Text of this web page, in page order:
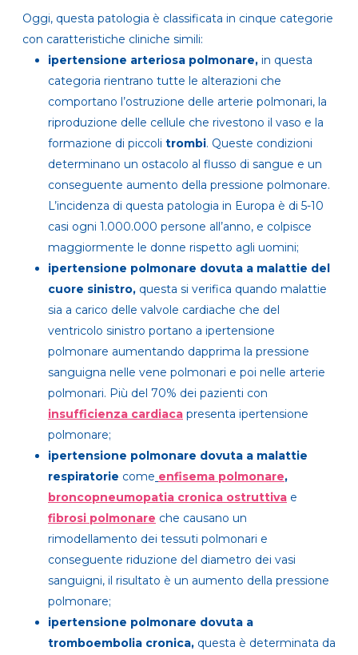
Oggi, questa patologia è classificata in cinque categorie
con caratteristiche cliniche simili:
ipertensione arteriosa polmonare, in questa
categoria rientrano tutte le alterazioni che
comportano l’ostruzione delle arterie polmonari, la
riproduzione delle cellule che rivestono il vaso e la
formazione di piccoli trombi. Queste condizioni
determinano un ostacolo al flusso di sangue e un
conseguente aumento della pressione polmonare.
L’incidenza di questa patologia in Europa è di 5-10
casi ogni 1.000.000 persone all’anno, e colpisce
maggiormente le donne rispetto agli uomini;
ipertensione polmonare dovuta a malattie del
cuore sinistro, questa si verifica quando malattie
sia a carico delle valvole cardiache che del
ventricolo sinistro portano a ipertensione
polmonare aumentando dapprima la pressione
sanguigna nelle vene polmonari e poi nelle arterie
polmonari. Più del 70% dei pazienti con
insufficienza cardiaca presenta ipertensione
polmonare;
ipertensione polmonare dovuta a malattie
respiratorie come enfisema polmonare,
broncopneumopatia cronica ostruttiva e
fibrosi polmonare che causano un
rimodellamento dei tessuti polmonari e
conseguente riduzione del diametro dei vasi
sanguigni, il risultato è un aumento della pressione
polmonare;
ipertensione polmonare dovuta a
tromboembolia cronica, questa è determinata da